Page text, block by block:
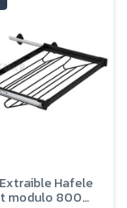
Hafele
modulo 800